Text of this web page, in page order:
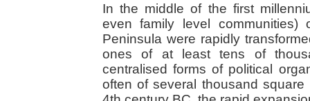
In the middle of the first
even family level
Peninsula were rapidly
ones of at least tens of
centralised forms of political
often of several thousand